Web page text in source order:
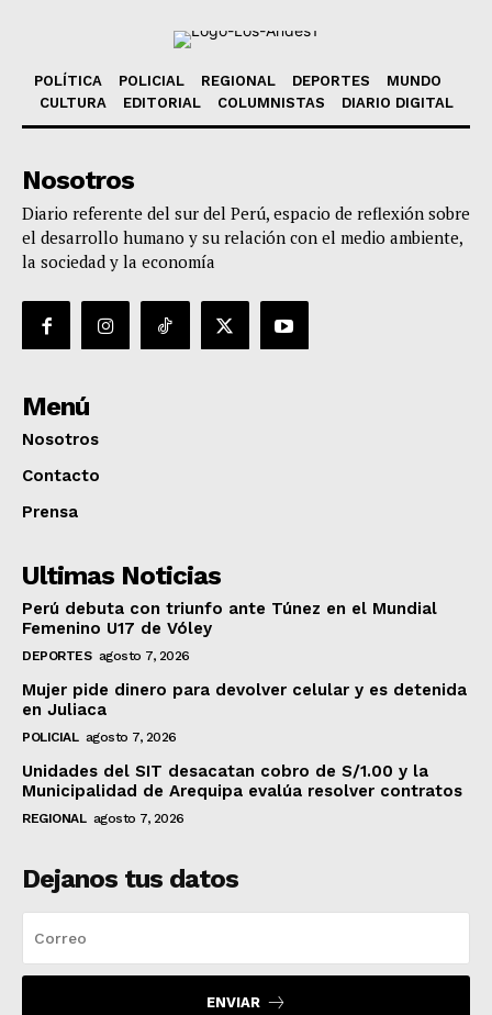
POLÍTICA POLICIAL REGIONAL DEPORTES
MUNDO
CULTURA
EDITORIAL COLUMNISTAS DIARIO DIGITAL
Nosotros
Diario referente del sur del Perú, espacio de reflexión sobre
el desarrollo humano y su relación con el medio ambiente,
la sociedad y la economía
Menú
Nosotros
Contacto
Prensa
Ultimas Noticias
Perú debuta con triunfo ante Túnez en el Mundial
Femenino U17 de Vóley
DEPORTES agosto 7, 2026
Mujer pide dinero para devolver celular y es detenida
en Juliaca
POLICIAL agosto 7, 2026
Unidades del SIT desacatan cobro de S/1.00 y la
Municipalidad de Arequipa evalúa resolver contratos
REGIONAL agosto 7, 2026
Dejanos tus datos
ENVIAR